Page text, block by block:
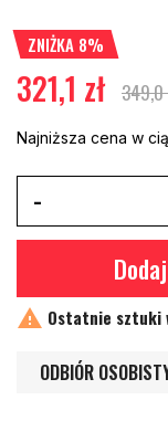
ZNIŻKA 8%
321,1 zł 349,0
Najniższa cena w
 Ostatnie sztuki
ODBIÓR